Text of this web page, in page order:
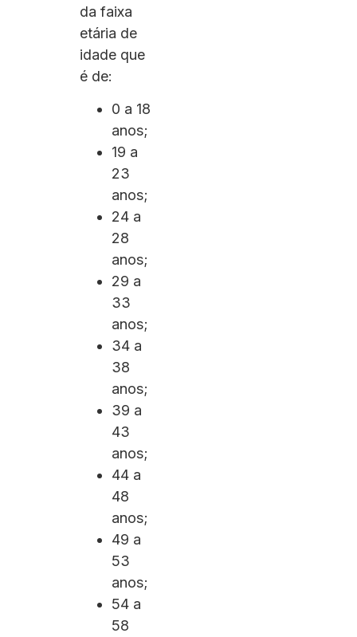
da faixa
etária de
idade que
é de:
0 a 18
anos;
19 a
23
anos;
24 a
28
anos;
29 a
33
anos;
34 a
38
anos;
39 a
43
anos;
44 a
48
anos;
49 a
53
anos;
54 a
58